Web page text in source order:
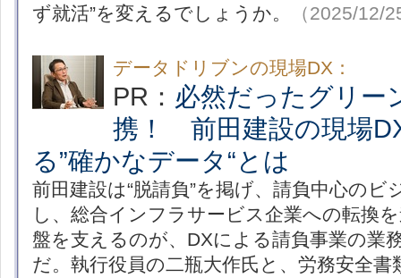
ず就活”を変えるでしょうか。
（2025/12/
データドリブンの現場DX：
PR： 必然だったグリー
携！ 前田建設の現場
る”確かなデータ“とは
前田建設は“脱請負”を掲げ、請負中心の
し、総合インフラサービス企業への転換
盤を支えるのが、DXによる請負事業の業
だ。執行役員の二瓶大作氏と、労務安全